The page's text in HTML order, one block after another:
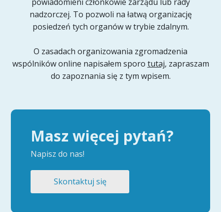
nadzorczej. To pozwoli na łatwą organizację
posiedzeń tych organów w trybie zdalnym.
O zasadach organizowania zgromadzenia
wspólników online napisałem sporo tutaj, zapraszam
do zapoznania się z tym wpisem.
Masz więcej pytań?
Napisz do nas!
Skontaktuj się